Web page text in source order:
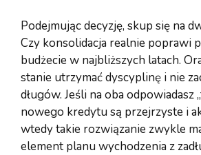
Podejmując decyzję, skup się na
Czy konsolidacja realnie poprawi
budżecie w najbliższych latach.
stanie utrzymać dyscyplinę i nie
długów. Jeśli na oba odpowiadasz
nowego kredytu są przejrzyste i
wtedy takie rozwiązanie zwykle
element planu wychodzenia z